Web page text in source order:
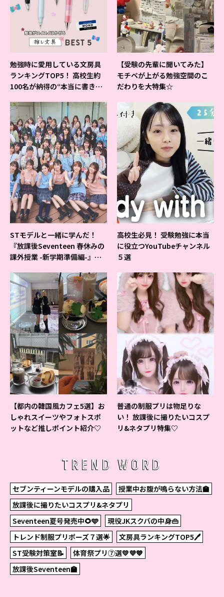
勉強時に愛用している文房具
ランキングTOP5！ 高校生約
100名が納得の“本当に書きや
【受験の先輩に聞いてみた】
モチベが上がる勉強空間のこ
だわりを大特集☆
STモデルと一緒に学んだ！
『放課後Seventeen 春休みの
課外授業 -新学期準備編-』イ
高校生必見！ 受験勉強に本当
に役立つYouTubeチャンネル
５選
【都内の韓国風カフェ5選】お
しゃれスイーツやフォトスポ
ットなど推しポイント紹介♡
普通の制服プリは物足りな
い！ 放課後に撮りたいコスプ
リ&ネタプリ特集♡
TREND WORD
セブンティーンモデルの購入品
授業中お腹が鳴らない方法🏫
放課後に撮りたいコスプリ&ネタプリ
Seventeen夏号発売中🌻🩵
現役JKスクバの中身👜
トレンド制服プリポーズ７選🌟
文房具ランキングTOP5🖊
ST受験対策室📝
体育祭プリ⑦選💛💜💙
放課後Seventeen🏫